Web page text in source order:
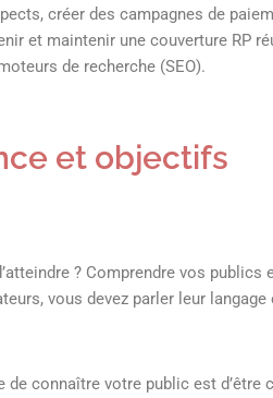
créer des campagnes de
et maintenir une couverture RP
de recherche (SEO).
et objectifs
? Comprendre vos
vous devez parler leur
de connaître votre public est